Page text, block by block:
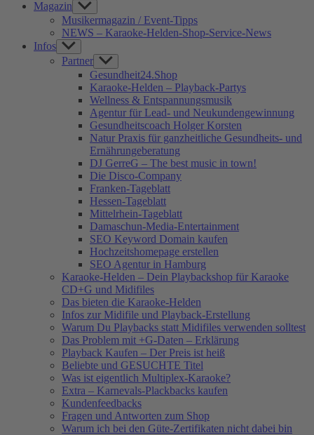
Magazin Show
sub
menu
Musikermagazin / Event-Tipps
NEWS – Karaoke-Helden-Shop-Service-News
Infos Show
sub
menu
Partner Show
sub
menu
Gesundheit24.Shop
Karaoke-Helden – Playback-Partys
Wellness & Entspannungsmusik
Agentur für Lead- und Neukundengewinnung
Gesundheitscoach Holger Korsten
Natur Praxis für ganzheitliche Gesundheits- und
Ernährungeberatung
DJ GerreG – The best music in town!
Die Disco-Company
Franken-Tageblatt
Hessen-Tageblatt
Mittelrhein-Tageblatt
Damaschun-Media-Entertainment
SEO Keyword Domain kaufen
Hochzeitshomepage erstellen
SEO Agentur in Hamburg
Karaoke-Helden – Dein Playbackshop für Karaoke
CD+G und Midifiles
Das bieten die Karaoke-Helden
Infos zur Midifile und Playback-Erstellung
Warum Du Playbacks statt Midifiles verwenden solltest
Das Problem mit +G-Daten – Erklärung
Playback Kaufen – Der Preis ist heiß
Beliebte und GESUCHTE Titel
Was ist eigentlich Multiplex-Karaoke?
Extra – Karnevals-Plackbacks kaufen
Kundenfeedbacks
Fragen und Antworten zum Shop
Warum ich bei den Güte-Zertifikaten nicht dabei bin